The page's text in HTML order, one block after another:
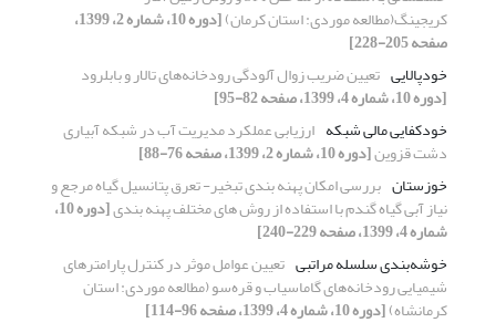
کریجینگ(مطالعه موردی: استان کرمان) [دوره 10، شماره 2، 1399،
صفحه 205-228]
خودپالایی تعیین ضریب زوال آلودگی رودخانه‌های تالار و بابلرود
[دوره 10، شماره 4، 1399، صفحه 82-95]
خودکفایی مالی شبکه ارزیابی عملکرد مدیریت آب در شبکه آبیاری
دشت قزوین[دوره 10، شماره 2، 1399، صفحه 76-88]
خوزستان بررسی امکان پهنه بندی تبخیر- تعرق پتانسیل گیاه مرجع و
نیاز آبی گیاه گندم با استفاده از روش های مختلف پهنه بندی [دوره 10،
شماره 4، 1399، صفحه 229-240]
خوشه‌بندی سلسله مراتبی تعیین عوامل موثر در کنترل پارامترهای
شیمیایی رودخانه‌‎های گاماسیاب و قره‌سو (مطالعه موردی: استان
کرمانشاه)[دوره 10، شماره 4، 1399، صفحه 96-114]